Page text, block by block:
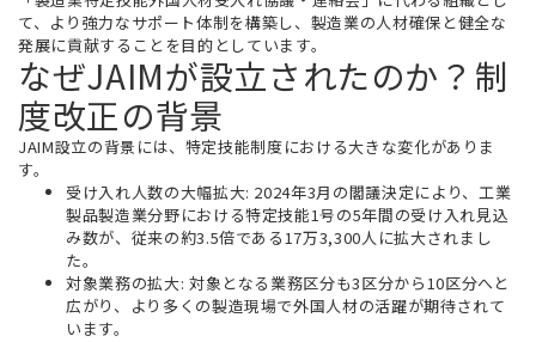
て、より強力なサポート体制を構築し、製造業の人材確保と健全な
発展に貢献することを目的としています。
なぜJAIMが設立されたのか？制
度改正の背景
JAIM設立の背景には、特定技能制度における大きな変化がありま
す。
受け入れ人数の大幅拡大: 2024年3月の閣議決定により、工業
製品製造業分野における特定技能1号の5年間の受け入れ見込
み数が、従来の約3.5倍である17万3,300人 に拡大されまし
た。
対象業務の拡大: 対象となる業務区分も3区分から10区分へと
広がり、より多くの製造現場で外国人材の活躍が期待されて
います。